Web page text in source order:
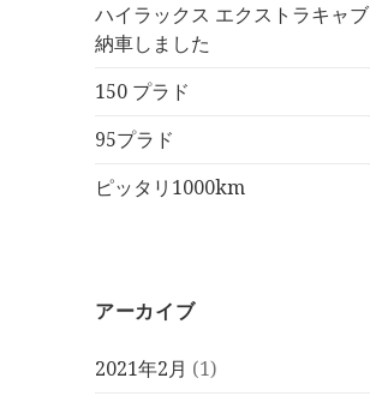
ハイラックス エクストラキャブ
納車しました
150 プラド
95プラド
ピッタリ1000km
アーカイブ
2021年2月 (1)